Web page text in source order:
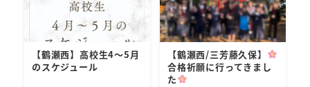
【鶴瀬西】高校生4～5月
のスケジュール
【鶴瀬西/三芳藤久保】
合格祈願に行ってきまし
た